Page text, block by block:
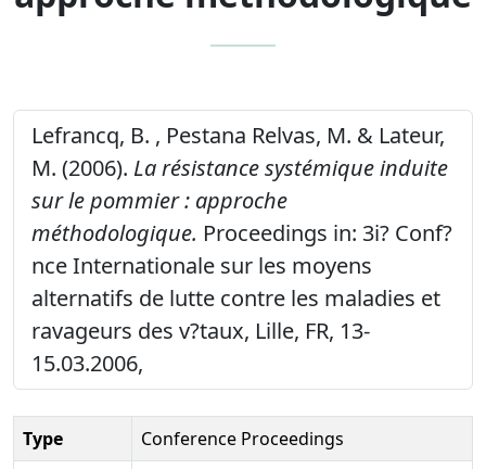
Lefrancq, B. , Pestana Relvas, M. & Lateur,
M. (2006). La résistance systémique induite
sur le pommier : approche
méthodologique. Proceedings in: 3i? Conf?
nce Internationale sur les moyens
alternatifs de lutte contre les maladies et
ravageurs des v?taux, Lille, FR, 13-
15.03.2006,
Type
Conference Proceedings